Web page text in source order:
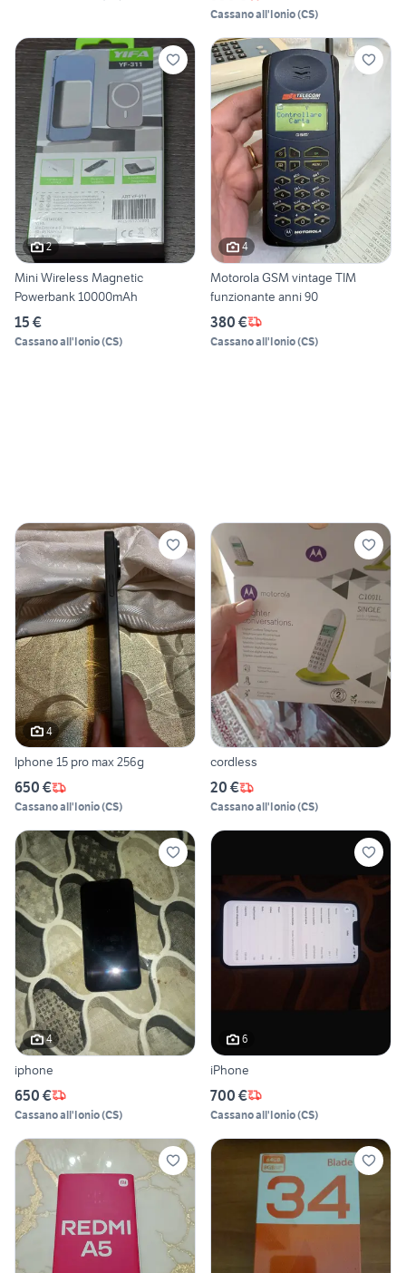
Cassano all'Ionio(CS)
2
Mini Wireless Magnetic
Powerbank 10000mAh
15 €
Cassano all'Ionio(CS)
4
Motorola GSM vintage TIM
funzionante anni 90
380 €
Cassano all'Ionio(CS)
4
Iphone 15 pro max 256g
650 €
Cassano all'Ionio(CS)
cordless
20 €
Cassano all'Ionio(CS)
4
iphone
650 €
Cassano all'Ionio(CS)
6
iPhone
700 €
Cassano all'Ionio(CS)